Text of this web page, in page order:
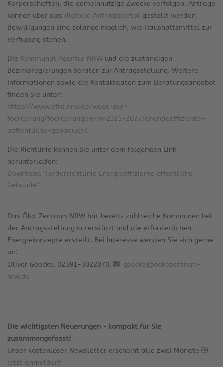
Körperschaften, die gemeinnützige Zwecke verfolgen. Anträge
können über das digitale Antragsportal gestellt werden.
Bewilligungen sind solange möglich, wie Haushaltsmittel zur
Verfügung stehen.
Die Kommunal Agentur NRW und die zuständigen
Bezirksregierungen beraten zur Antragsstellung. Weitere
Informationen sowie die Kontaktdaten zum Beratungsangebot
finden Sie unter:
https://www.efre.nrw.de/wege-zur-
foerderung/foerderungen-in-2021-2027/energieeffiziente-
oeffentliche-gebaeude/.
Die Richtlinie können Sie unter dem folgenden Link
herunterladen:
Download "Förderrichtlinie Energieeffiziente öffentliche
Gebäude"
Das Öko-Zentrum NRW hat bereits zahlreiche Kommunen bei
der Antragsstellung unterstützt und die erforderlichen
Energiekonzepte erstellt. Bei Interesse wenden Sie sich gerne
an:
Oliver Goecke, 02381-3022070,
goecke@oekozentrum-
nrw.de
Die wichtigsten Neuerungen - kompakt für Sie
zusammengefasst!
Unser kostenloser Newsletter erscheint alle zwei Monate
jetzt anmelden!